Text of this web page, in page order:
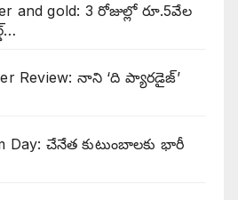
and gold: 3 రోజుల్లో రూ.5వేల
Review: నాని ‘ది ప్యారడైజ్’
Day: చేనేత కుటుంబాలకు భారీ